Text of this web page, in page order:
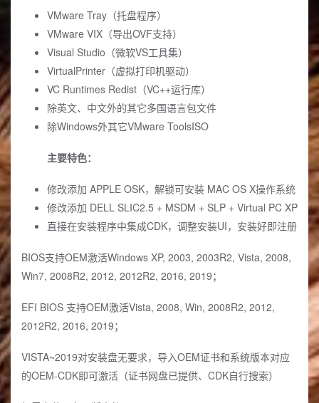
VMware Tray（托盘程序）
VMware VIX（导出OVF支持）
Visual Studio（微软VS工具集）
VirtualPrinter（虚拟打印机驱动）
VC Runtimes Redist（VC++运行库）
除英文、中文外的其它多国语言包文件
除Windows外其它VMware ToolsISO
主要特色：
修改添加 APPLE OSK，解锁可安装 MAC OS X操作系统
修改添加 DELL SLIC2.5 + MSDM + SLP + Virtual PC XP
直接在安装程序中集成CDK，调整安装UI，安装好即注册
BIOS支持OEM激活Windows XP, 2003, 2003R2, Vista, 2008,
Win7, 2008R2, 2012, 2012R2, 2016, 2019；
EFI BIOS 支持OEM激活Vista, 2008, Win, 2008R2, 2012,
2012R2, 2016, 2019；
VISTA~2019对安装盘无要求，导入OEM证书和系统版本对应
的OEM-CDK即可激活（证书网盘已提供、CDK自行搜索）